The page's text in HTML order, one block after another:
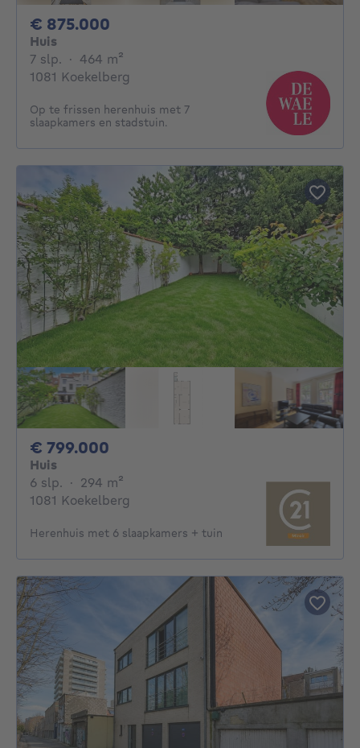
€ 875.000
Huis
7 slp. 7 slaapkamers
· 464 m²
1081 Koekelberg
Op te frissen herenhuis met 7
slaapkamers en stadstuin.
€ 799.000
Huis
6 slp. 6 slaapkamers
· 294 m²
1081 Koekelberg
Herenhuis met 6 slaapkamers + tuin